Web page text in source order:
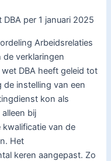
per 1 januari 2025
Arbeidsrelaties
de verklaringen
DBA heeft geleid tot
instelling van een
kon als
bij
van de
Het
keren aangepast. Zo